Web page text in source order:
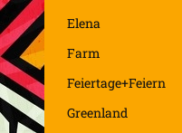
Elena
Farm
Feiertage+Feiern
Greenland